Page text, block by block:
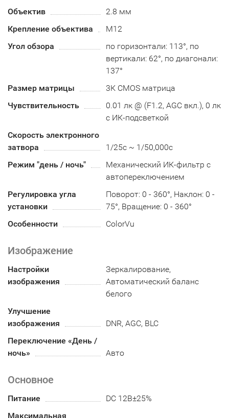
Объектив
2.8 мм
Крепление объектива
М12
Угол обзора
по горизонтали: 113°, по
вертикали: 62°, по диагонали:
137°
Размер матрицы
3К CMOS матрица
Чувствительность
0.01 лк @ (F1.2, AGC вкл.), 0 лк
с ИК-подсветкой
Скорость электронного
затвора
1/25с ~ 1/50,000с
Режим "день / ночь"
Механический ИК-фильтр с
автопереключением
Регулировка угла
установки
Поворот: 0 - 360°, Наклон: 0 -
75°, Вращение: 0 - 360°
Особенности
ColorVu
Изображение
Настройки
изображения
Зеркалирование,
Автоматический баланс
белого
Улучшение
изображения
DNR, AGC, BLC
Переключение «День /
ночь»
Авто
Основное
Питание
DC 12В±25%
Максимальная